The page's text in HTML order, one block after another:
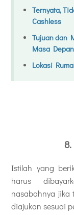
Ternyata,
Cashless
Tujuan dan
Masa Depan
Lokasi
8.
Istilah yang
harus
nasabahnya jika
diajukan sesuai